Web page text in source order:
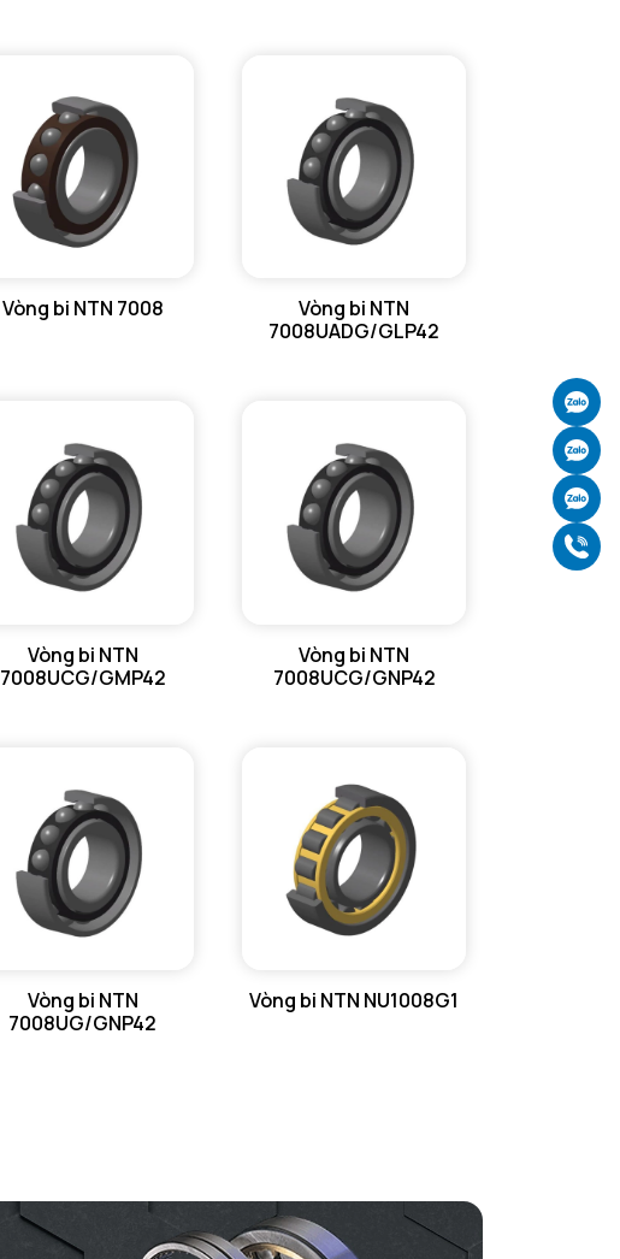
Vòng bi NTN 7008
Vòng bi NTN
7008UADG/GLP42
Vòng bi NTN
7008UCG/GMP42
Vòng bi NTN
7008UCG/GNP42
Vòng bi NTN
7008UG/GNP42
Vòng bi NTN NU1008G1